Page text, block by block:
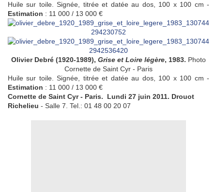
Huile sur toile. Signée, titrée et datée au dos, 100 x 100 cm -
Estimation : 11 000 / 13 000 €
Olivier Debré (1920-1989), Grise et Loire légère, 1983. Photo
Cornette de Saint Cyr - Paris
Huile sur toile. Signée, titrée et datée au dos, 100 x 100 cm -
Estimation : 11 000 / 13 000 €
Cornette de Saint Cyr - Paris. Lundi 27 juin 2011. Drouot
Richelieu - Salle 7. Tel.: 01 48 00 20 07